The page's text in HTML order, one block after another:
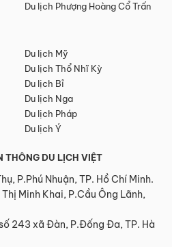
Du lịch Phượng Hoàng Cổ Trấn
Du lịch Mỹ
Du lịch Thổ Nhĩ Kỳ
Du lịch Bỉ
Du lịch Nga
Du lịch Pháp
Du lịch Ý
THÔNG DU LỊCH VIỆT
P.Phú Nhuận, TP. Hồ Chí Minh.
Thị Minh Khai, P.Cầu Ông Lãnh,
243 xã Đàn, P.Đống Đa, TP. Hà